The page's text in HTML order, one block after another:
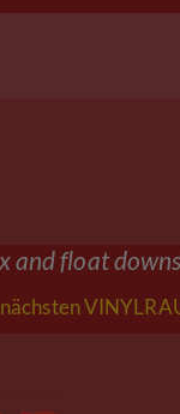
and float